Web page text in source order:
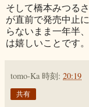
そして橋本みつる
が直前で発売中止
らないまま一年半
は嬉しいことです
tomo-Ka 時刻: 20:19
共有